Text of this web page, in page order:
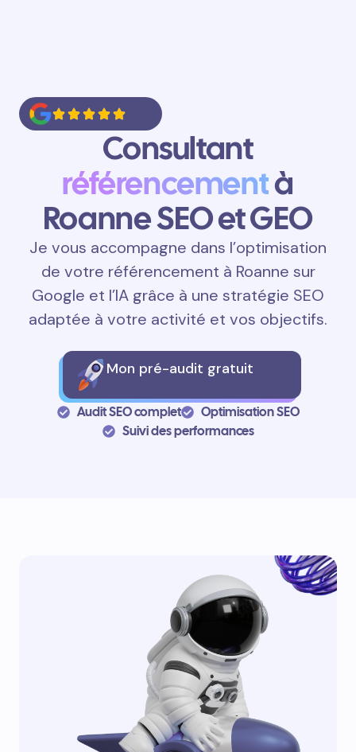
Consultant
référencementà
Roanne SEO et GEO
Je vous accompagne dans l’optimisation
de votre référencement à Roanne sur
Google et l’IA grâce à une stratégie SEO
adaptée à votre activité et vos objectifs.
Mon pré-audit gratuit
Audit SEO complet
Optimisation SEO
Suivi des performances